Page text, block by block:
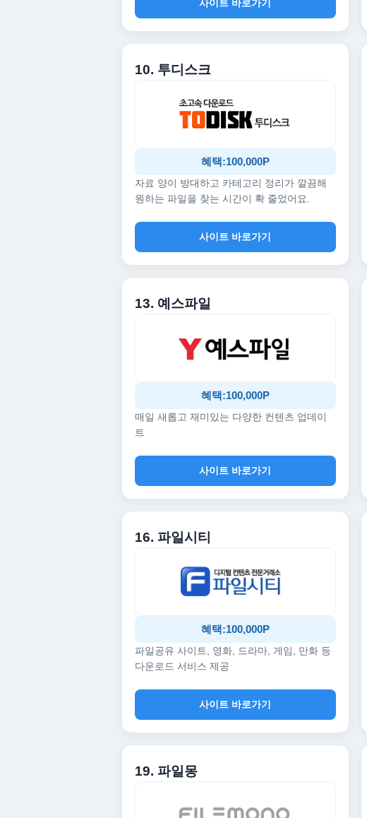
사이트 바로가기
10. 투디스크
혜택:100,000P
자료 양이 방대하고 카테고리 정리가 깔끔해
원하는 파일을 찾는 시간이 확 줄었어요.
사이트 바로가기
13. 예스파일
혜택:100,000P
매일 새롭고 재미있는 다양한 컨텐츠 업데이
트
사이트 바로가기
16. 파일시티
혜택:100,000P
파일공유 사이트, 영화, 드라마, 게임, 만화 등
다운로드 서비스 제공
사이트 바로가기
19. 파일몽